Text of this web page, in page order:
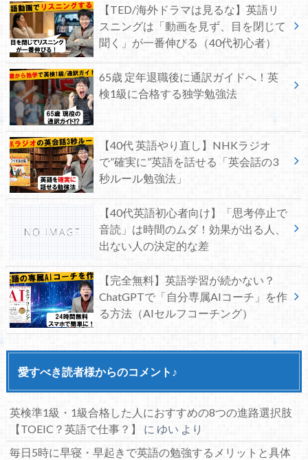
【TED/海外ドラマは見るな】英語リ
スニングは「動画を見ず、目を閉じて
聞く」が一番伸びる（40代初心者）
65歳 定年退職後に通訳ガイドへ！英
検1級に合格する独学勉強法
【40代 英語やり直し】NHKラジオ
で”確実に”英語を話せる「英会話の3
秒ルール勉強法」
【40代英語初心者向け】「思考停止で
音読」は時間のムダ！効果が出る人、
出ない人の決定的な差
【完全無料】英語学習が続かない？
ChatGPTで「自分専属AIコーチ」を作
る方法（AIセルフコーチング）
愛すべき読者様からのコメント♪
英検準1級・1級合格した人におすすめの8つの進路選択肢
【TOEIC？英語で仕事？】
に ゆい より
毎日5時に早寝・早起きで英語の勉強するメリットと具体